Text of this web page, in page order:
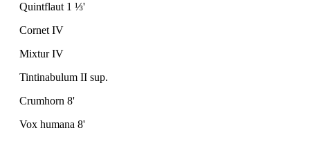
Quintflaut 1 ⅓'
Cornet IV
Mixtur IV
Tintinabulum II sup.
Crumhorn 8'
Vox humana 8'